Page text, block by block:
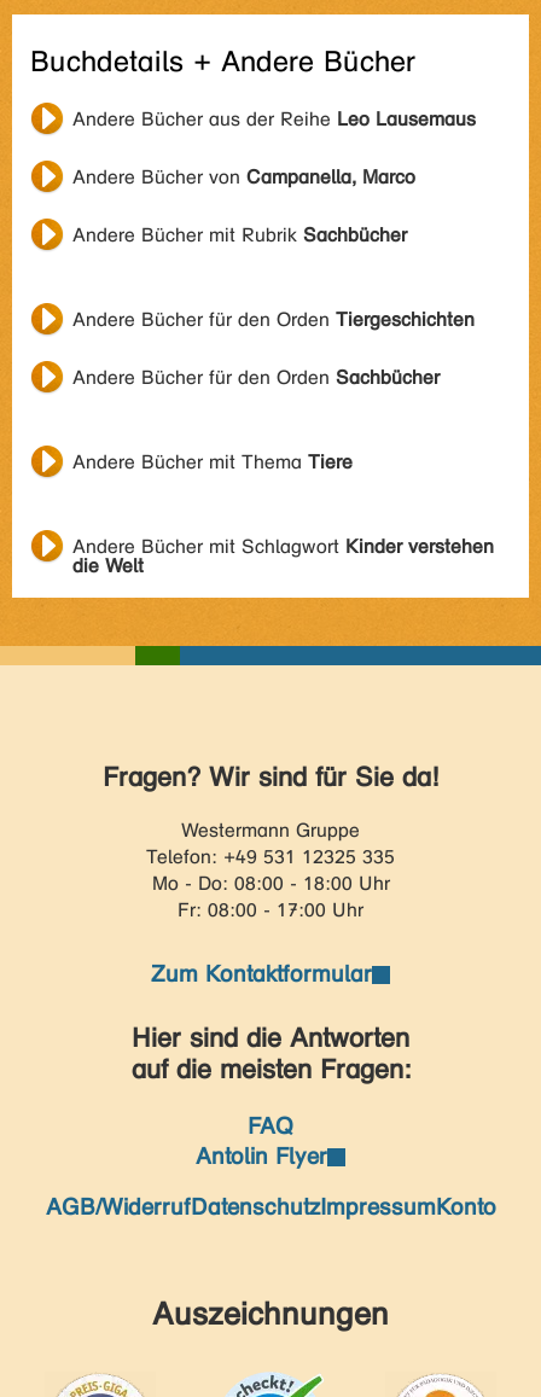
Buchdetails + Andere Bücher
Andere Bücher aus der Reihe Leo Lausemaus
Andere Bücher von Campanella, Marco
Andere Bücher mit Rubrik Sachbücher
Andere Bücher für den Orden Tiergeschichten
Andere Bücher für den Orden Sachbücher
Andere Bücher mit Thema Tiere
Andere Bücher mit Schlagwort Kinder verstehen
die Welt